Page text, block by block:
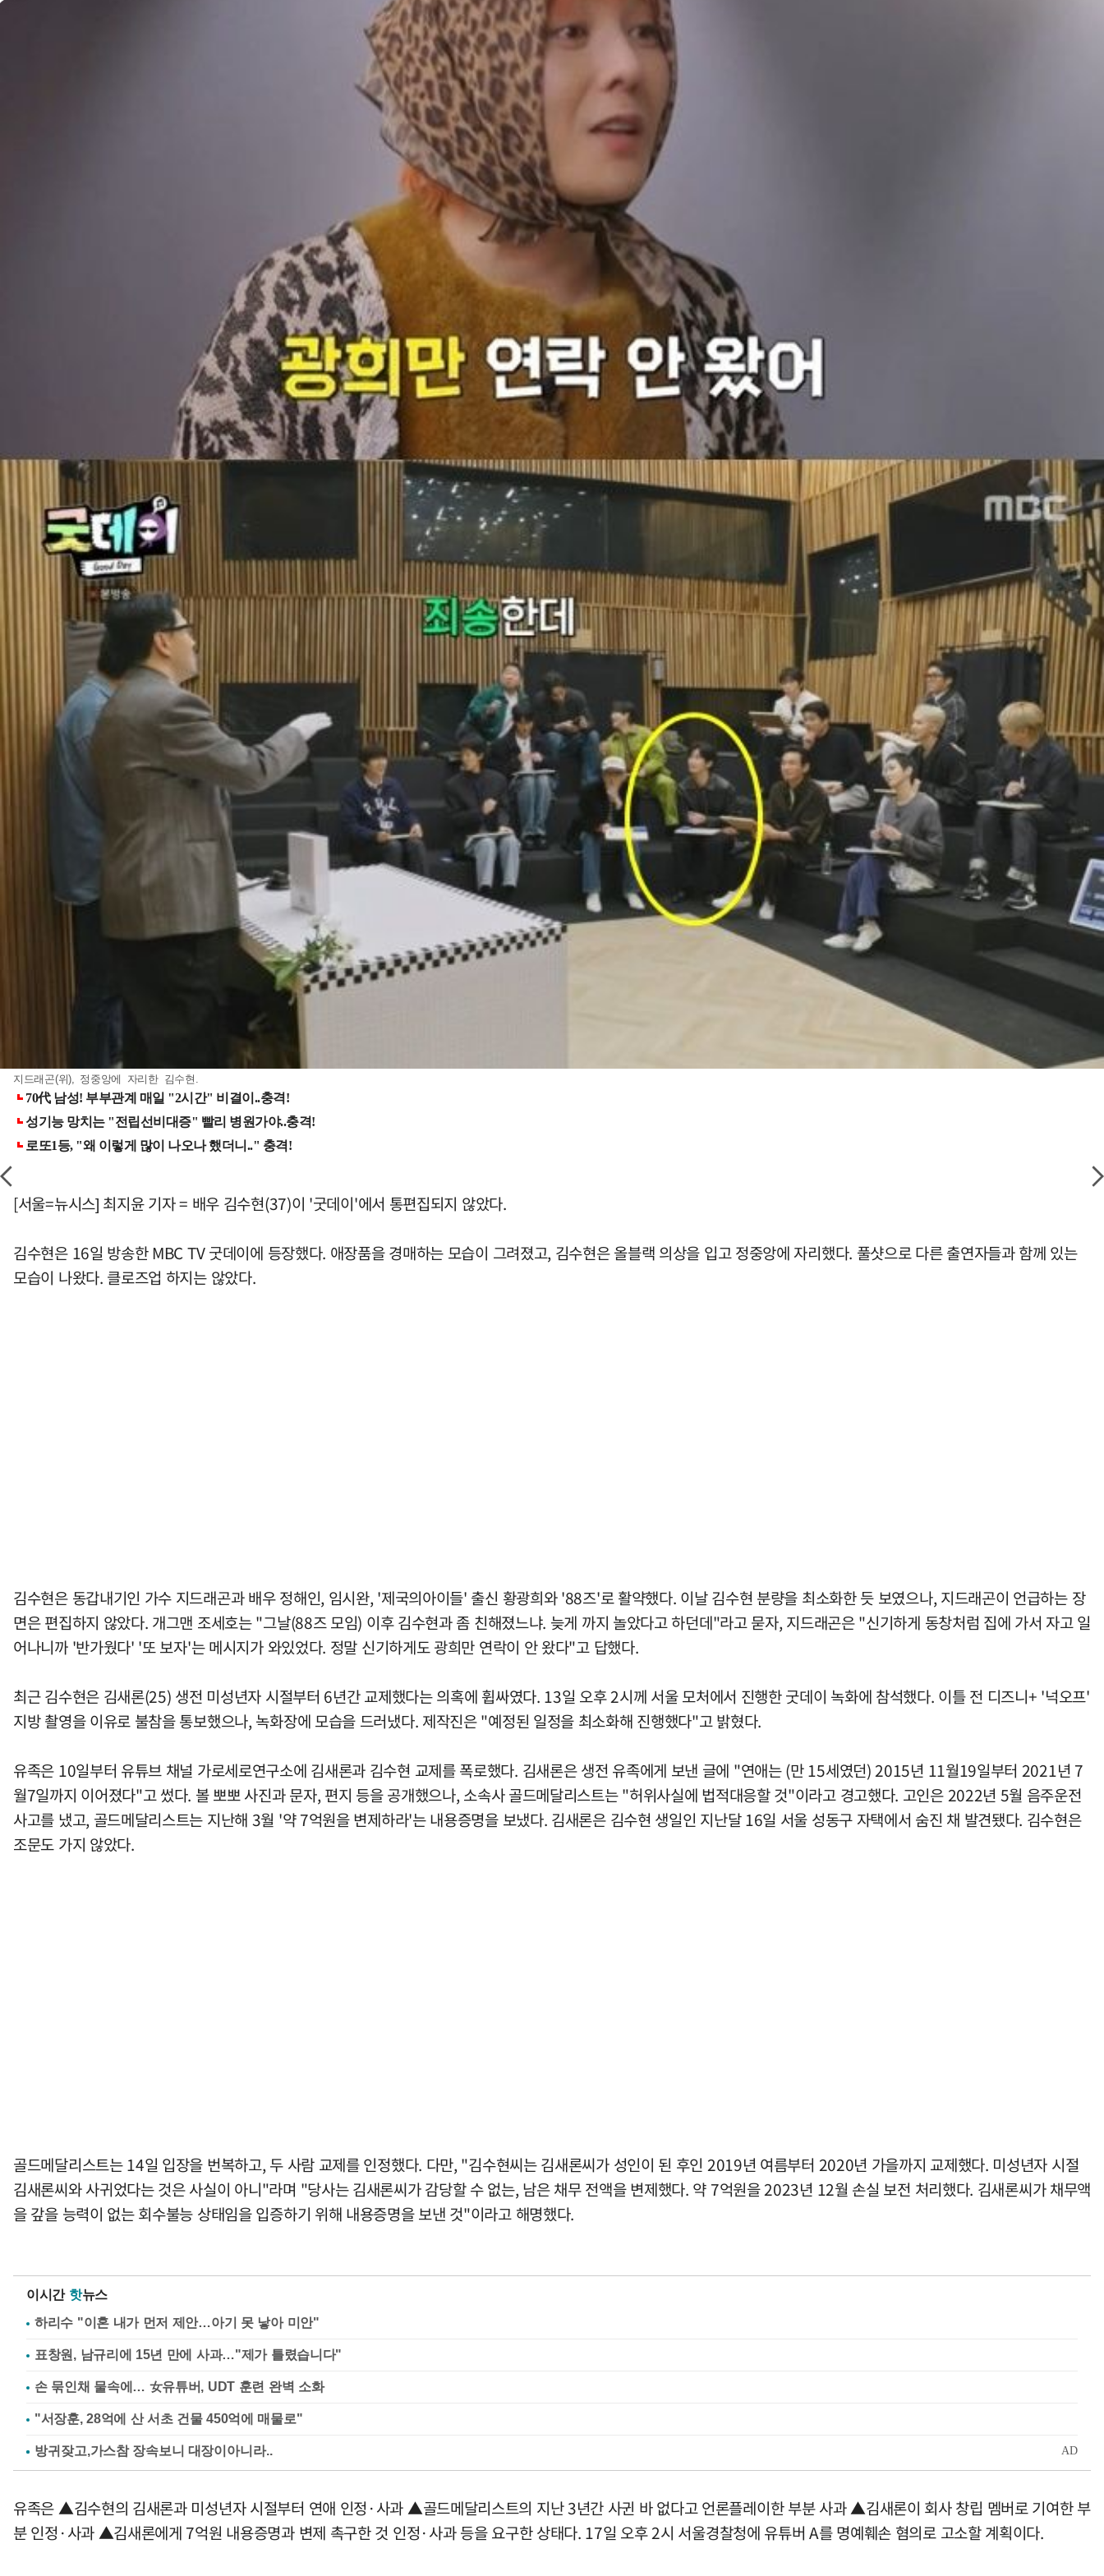
지드래곤(위), 정중앙에 자리한 김수현.
[서울=뉴시스] 최지윤 기자 = 배우 김수현(37)이 '굿데이'에서 통편집되지 않았다.
김수현은 16일 방송한 MBC TV 굿데이에 등장했다. 애장품을 경매하는 모습이 그려졌고, 김수현은 올블랙 의상을 입고 정중앙에 자리했다. 풀샷으로 다른 출연자들과 함께 있는
모습이 나왔다. 클로즈업 하지는 않았다.
김수현은 동갑내기인 가수 지드래곤과 배우 정해인, 임시완, '제국의아이들' 출신 황광희와 '88즈'로 활약했다. 이날 김수현 분량을 최소화한 듯 보였으나, 지드래곤이 언급하는 장
면은 편집하지 않았다. 개그맨 조세호는 "그날(88즈 모임) 이후 김수현과 좀 친해졌느냐. 늦게 까지 놀았다고 하던데"라고 묻자, 지드래곤은 "신기하게 동창처럼 집에 가서 자고 일
어나니까 '반가웠다' '또 보자'는 메시지가 와있었다. 정말 신기하게도 광희만 연락이 안 왔다"고 답했다.
최근 김수현은 김새론(25) 생전 미성년자 시절부터 6년간 교제했다는 의혹에 휩싸였다. 13일 오후 2시께 서울 모처에서 진행한 굿데이 녹화에 참석했다. 이틀 전 디즈니+ '넉오프'
지방 촬영을 이유로 불참을 통보했으나, 녹화장에 모습을 드러냈다. 제작진은 "예정된 일정을 최소화해 진행했다"고 밝혔다.
유족은 10일부터 유튜브 채널 가로세로연구소에 김새론과 김수현 교제를 폭로했다. 김새론은 생전 유족에게 보낸 글에 "연애는 (만 15세였던) 2015년 11월19일부터 2021년 7
월7일까지 이어졌다"고 썼다. 볼 뽀뽀 사진과 문자, 편지 등을 공개했으나, 소속사 골드메달리스트는 "허위사실에 법적대응할 것"이라고 경고했다. 고인은 2022년 5월 음주운전
사고를 냈고, 골드메달리스트는 지난해 3월 '약 7억원을 변제하라'는 내용증명을 보냈다. 김새론은 김수현 생일인 지난달 16일 서울 성동구 자택에서 숨진 채 발견됐다. 김수현은
조문도 가지 않았다.
골드메달리스트는 14일 입장을 번복하고, 두 사람 교제를 인정했다. 다만, "김수현씨는 김새론씨가 성인이 된 후인 2019년 여름부터 2020년 가을까지 교제했다. 미성년자 시절
김새론씨와 사귀었다는 것은 사실이 아니"라며 "당사는 김새론씨가 감당할 수 없는, 남은 채무 전액을 변제했다. 약 7억원을 2023년 12월 손실 보전 처리했다. 김새론씨가 채무액
을 갚을 능력이 없는 회수불능 상태임을 입증하기 위해 내용증명을 보낸 것"이라고 해명했다.
이시간 핫뉴스
하리수 "이혼 내가 먼저 제안…아기 못 낳아 미안"
표창원, 남규리에 15년 만에 사과…"제가 틀렸습니다"
손 묶인채 물속에… 女유튜버, UDT 훈련 완벽 소화
"서장훈, 28억에 산 서초 건물 450억에 매물로"
유족은 ▲김수현의 김새론과 미성년자 시절부터 연애 인정·사과 ▲골드메달리스트의 지난 3년간 사귄 바 없다고 언론플레이한 부분 사과 ▲김새론이 회사 창립 멤버로 기여한 부
분 인정·사과 ▲김새론에게 7억원 내용증명과 변제 촉구한 것 인정·사과 등을 요구한 상태다. 17일 오후 2시 서울경찰청에 유튜버 A를 명예훼손 혐의로 고소할 계획이다.